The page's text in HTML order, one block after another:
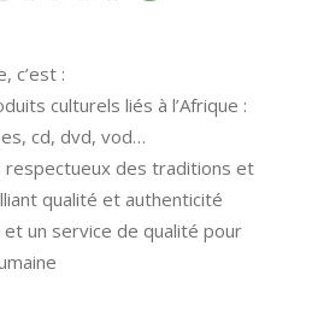
c’est :
culturels liés à l’Afrique :
cd, dvd, vod…
respectueux des traditions et
qualité et authenticité
un service de qualité pour